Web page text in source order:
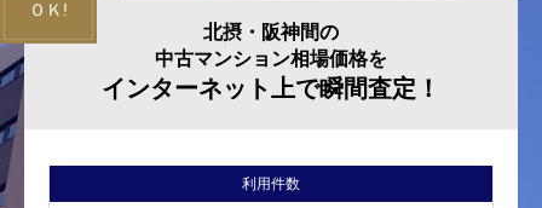
北摂・阪神間の
中古マンション相場価格を
インターネット上で瞬間査定！
利用件数